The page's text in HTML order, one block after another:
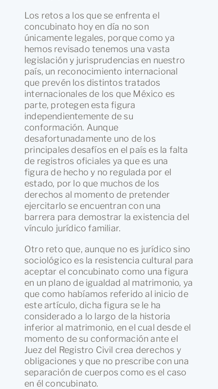
Los retos a los que se enfrenta el
concubinato hoy en día no son
únicamente legales, porque como ya
hemos revisado tenemos una vasta
legislación y jurisprudencias en nuestro
país, un reconocimiento internacional
que prevén los distintos tratados
internacionales de los que México es
parte, protegen esta figura
independientemente de su
conformación. Aunque
desafortunadamente uno de los
principales desafíos en el país es la falta
de registros oficiales ya que es una
figura de hecho y no regulada por el
estado, por lo que muchos de los
derechos al momento de pretender
ejercitarlo se encuentran con una
barrera para demostrar la existencia del
vínculo jurídico familiar.
Otro reto que, aunque no es jurídico sino
sociológico es la resistencia cultural para
aceptar el concubinato como una figura
en un plano de igualdad al matrimonio, ya
que como habíamos referido al inicio de
este artículo, dicha figura se le ha
considerado a lo largo de la historia
inferior al matrimonio, en el cual desde el
momento de su conformación ante el
Juez del Registro Civil crea derechos y
obligaciones y que no prescribe con una
separación de cuerpos como es el caso
en él concubinato.